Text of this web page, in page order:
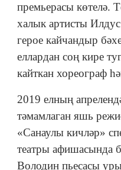
премьерасы көтелә.
халык артисты
герое кайчандыр
еллардан соң кире
кайткан хореограф
2019 елның
тәмамлаган яшь
«Санаулы кичләр»
театры афишасында
Володин пьесасы